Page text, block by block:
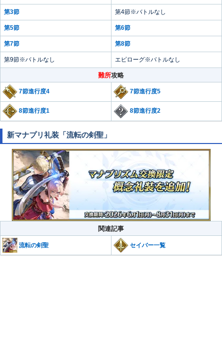
第3節 第4節※バトルなし
第5節 第6節
第7節 第8節
第9節※バトルなし エピローグ※バトルなし
難所攻略
7節進行度4 7節進行度5
8節進行度1 8節進行度2
新マナプリ礼装「流転の剣聖」
関連記事
流転の剣聖 セイバー一覧